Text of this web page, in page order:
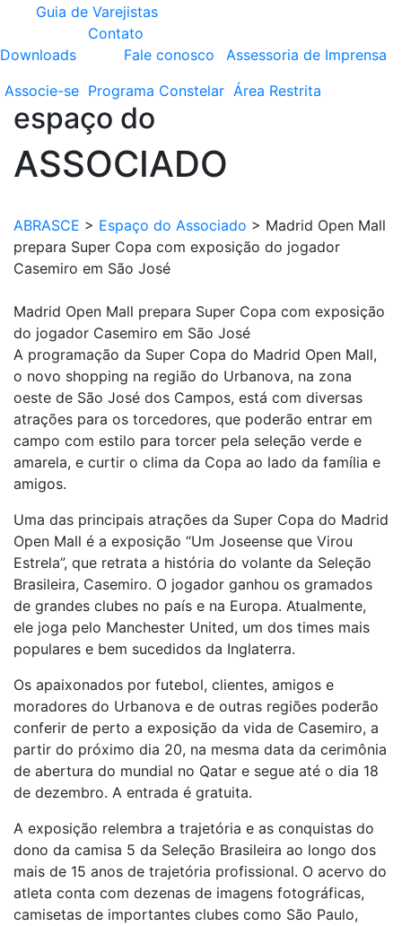
Guia de Varejistas
Downloads
Contato
Fale conosco
Assessoria de Imprensa
Associe-se Programa Constelar Área Restrita
espaço do
ASSOCIADO
ABRASCE > Espaço do Associado > Madrid Open Mall
prepara Super Copa com exposição do jogador
Casemiro em São José
Madrid Open Mall prepara Super Copa com exposição
do jogador Casemiro em São José
A programação da Super Copa do Madrid Open Mall,
o novo shopping na região do Urbanova, na zona
oeste de São José dos Campos, está com diversas
atrações para os torcedores, que poderão entrar em
campo com estilo para torcer pela seleção verde e
amarela, e curtir o clima da Copa ao lado da família e
amigos.
Uma das principais atrações da Super Copa do Madrid
Open Mall é a exposição “Um Joseense que Virou
Estrela”, que retrata a história do volante da Seleção
Brasileira, Casemiro. O jogador ganhou os gramados
de grandes clubes no país e na Europa. Atualmente,
ele joga pelo Manchester United, um dos times mais
populares e bem sucedidos da Inglaterra.
Os apaixonados por futebol, clientes, amigos e
moradores do Urbanova e de outras regiões poderão
conferir de perto a exposição da vida de Casemiro, a
partir do próximo dia 20, na mesma data da cerimônia
de abertura do mundial no Qatar e segue até o dia 18
de dezembro. A entrada é gratuita.
A exposição relembra a trajetória e as conquistas do
dono da camisa 5 da Seleção Brasileira ao longo dos
mais de 15 anos de trajetória profissional. O acervo do
atleta conta com dezenas de imagens fotográficas,
camisetas de importantes clubes como São Paulo,